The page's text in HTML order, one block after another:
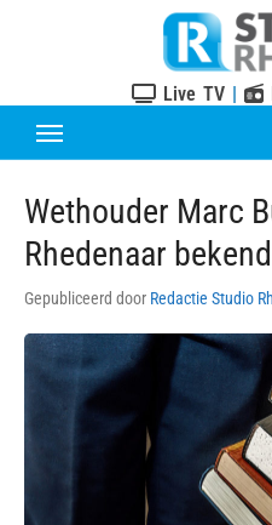
Live TV |
Wethouder Marc
Rhedenaar bekend
Gepubliceerd door Redactie Studio